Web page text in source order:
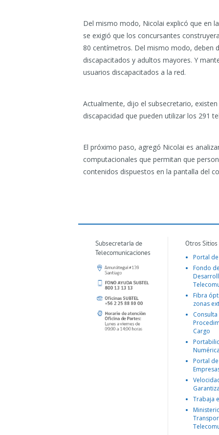
Del mismo modo, Nicolai explicó que en
se exigió que los concursantes
80 centímetros. Del mismo modo, deben
discapacitados y adultos mayores. Y
usuarios discapacitados a la red.
Actualmente, dijo el subsecretario,
discapacidad que pueden utilizar los 291
El próximo paso, agregó Nicolai es
computacionales que permitan que
contenidos dispuestos en la pantalla del
Subsecretaría de
Telecomunicaciones
Otros
Portal
Fondo
Fibra
zonas
Consulta
Cargo
Portal
Trabaja